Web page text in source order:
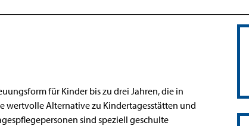
für Kinder bis zu drei Jahren, die in
wertvolle Alternative zu Kindertagesstätten und
sind speziell geschulte